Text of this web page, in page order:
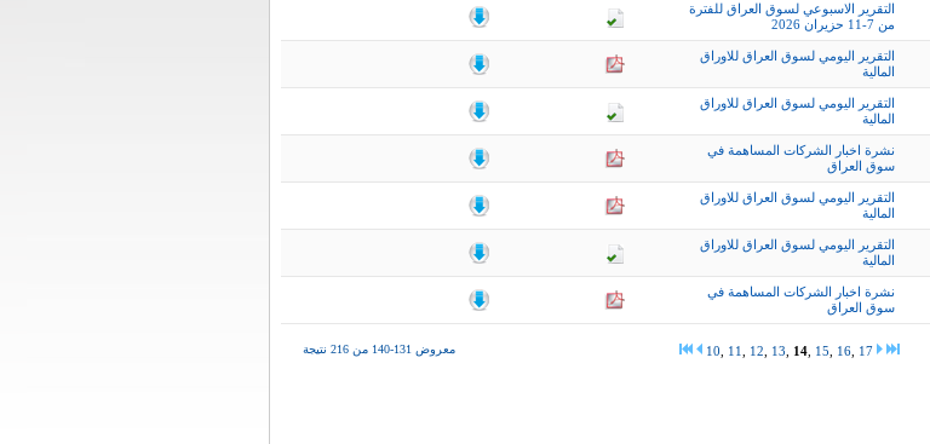
التقرير الاسبوعي لسوق العراق للفترة
من 7-11 حزيران 2026
التقرير اليومي لسوق العراق للاوراق
المالية
التقرير اليومي لسوق العراق للاوراق
المالية
نشرة اخبار الشركات المساهمة في
سوق العراق
التقرير اليومي لسوق العراق للاوراق
المالية
التقرير اليومي لسوق العراق للاوراق
المالية
نشرة اخبار الشركات المساهمة في
سوق العراق
معروض 131-140 من 216 نتيجة 10 11 12 13 14 15 16 17